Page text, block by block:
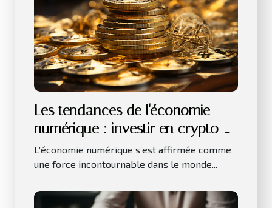
Les tendances de l'économie
numérique : investir en crypto-
monnaies
L’économie numérique s’est affirmée comme
une force incontournable dans le monde...